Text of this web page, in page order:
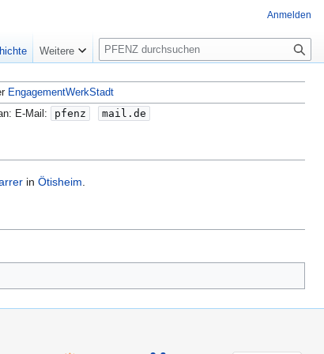
EngagementWerkStadt
E-Mail:
pfenz mail.de
in Ötisheim
Anmelden
Weitere
S
u
c
h
e